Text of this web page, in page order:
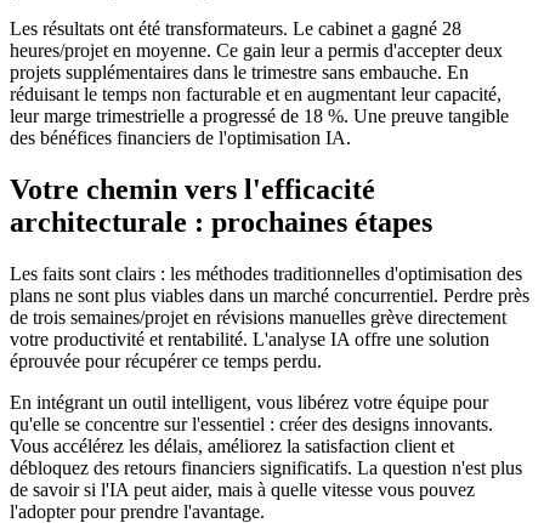
Les résultats ont été transformateurs. Le cabinet a gagné 28
heures/projet en moyenne. Ce gain leur a permis d'accepter deux
projets supplémentaires dans le trimestre sans embauche. En
réduisant le temps non facturable et en augmentant leur capacité,
leur marge trimestrielle a progressé de 18 %. Une preuve tangible
des bénéfices financiers de l'optimisation IA.
Votre chemin vers l'efficacité
architecturale : prochaines étapes
Les faits sont clairs : les méthodes traditionnelles d'optimisation des
plans ne sont plus viables dans un marché concurrentiel. Perdre près
de trois semaines/projet en révisions manuelles grève directement
votre productivité et rentabilité. L'analyse IA offre une solution
éprouvée pour récupérer ce temps perdu.
En intégrant un outil intelligent, vous libérez votre équipe pour
qu'elle se concentre sur l'essentiel : créer des designs innovants.
Vous accélérez les délais, améliorez la satisfaction client et
débloquez des retours financiers significatifs. La question n'est plus
de savoir si l'IA peut aider, mais à quelle vitesse vous pouvez
l'adopter pour prendre l'avantage.